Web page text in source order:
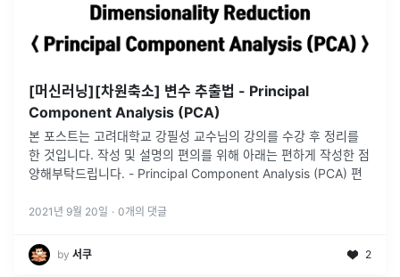
[머신러닝][차원축소] 변수 추출법 - Principal
Component Analysis (PCA)
본 포스트는 고려대학교 강필성 교수님의 강의를 수강 후 정리를
한 것입니다. 작성 및 설명의 편의를 위해 아래는 편하게 작성한 점
양해부탁드립니다. - Principal Component Analysis (PCA) 편
2021년 9월 20일 · 0개의 댓글
by 서쿠 2